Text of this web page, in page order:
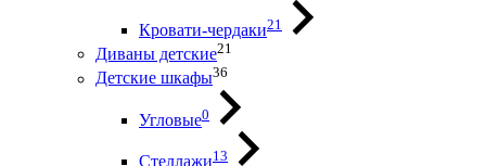
Кровати-чердаки21
Диваны детские21
Детские шкафы36
Угловые0
Стеллажи13